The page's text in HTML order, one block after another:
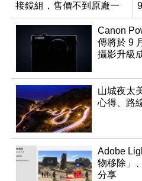
接鏡組，售價不到原廠一
半
Canon
傳將於 9
攝影升級
山城夜太
心得、路
Adobe
物移除」
分享